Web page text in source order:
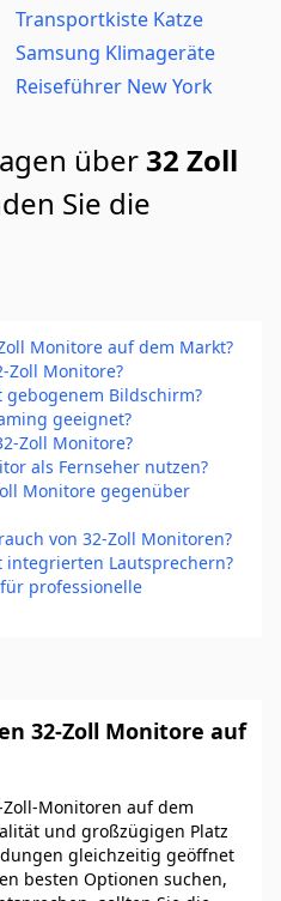
Transportkiste Katze
Samsung Klimageräte
Reiseführer New York
über32 Zoll
Sie die
Monitore auf dem Markt?
Zoll Monitore?
Bildschirm?
geeignet?
Zoll Monitore?
als Fernseher nutzen?
Monitore gegenüber
von 32-Zoll Monitoren?
integrierten Lautsprechern?
professionelle
32-Zoll Monitore auf
Monitoren auf dem
und großzügigen Platz
gleichzeitig geöffnet
besten Optionen suchen,